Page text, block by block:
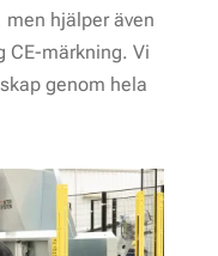
hjälper även
CE-märkning. Vi
genom hela